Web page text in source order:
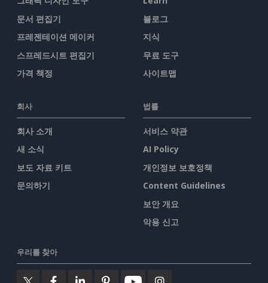
문서 편집기
프레젠테이션 메이커
스프레드시트 편집기
가격 책정
블로그
지식
무료 도구
사이트맵
회사
회사 소개
새 소식
보도 자료 키트
문의하기
법률
서비스 약관
AI Policy
개인정보 보호정책
Content Guidelines
보안 개요
악용 신고
우리를 찾아